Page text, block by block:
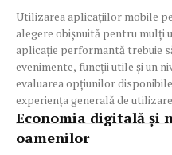
Utilizarea aplicațiilor mobile
alegere obișnuită pentru mulți
aplicație performantă trebuie
evenimente, funcții utile și un
evaluarea opțiunilor
Economia digitală și
oamenilor